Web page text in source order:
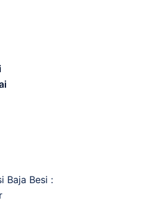
Baja Besi :